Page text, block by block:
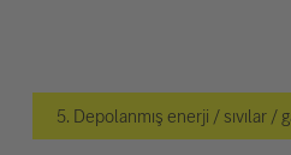
5. Depolanmış enerji / sıvılar /